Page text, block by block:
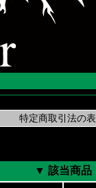
▼ 該当商品